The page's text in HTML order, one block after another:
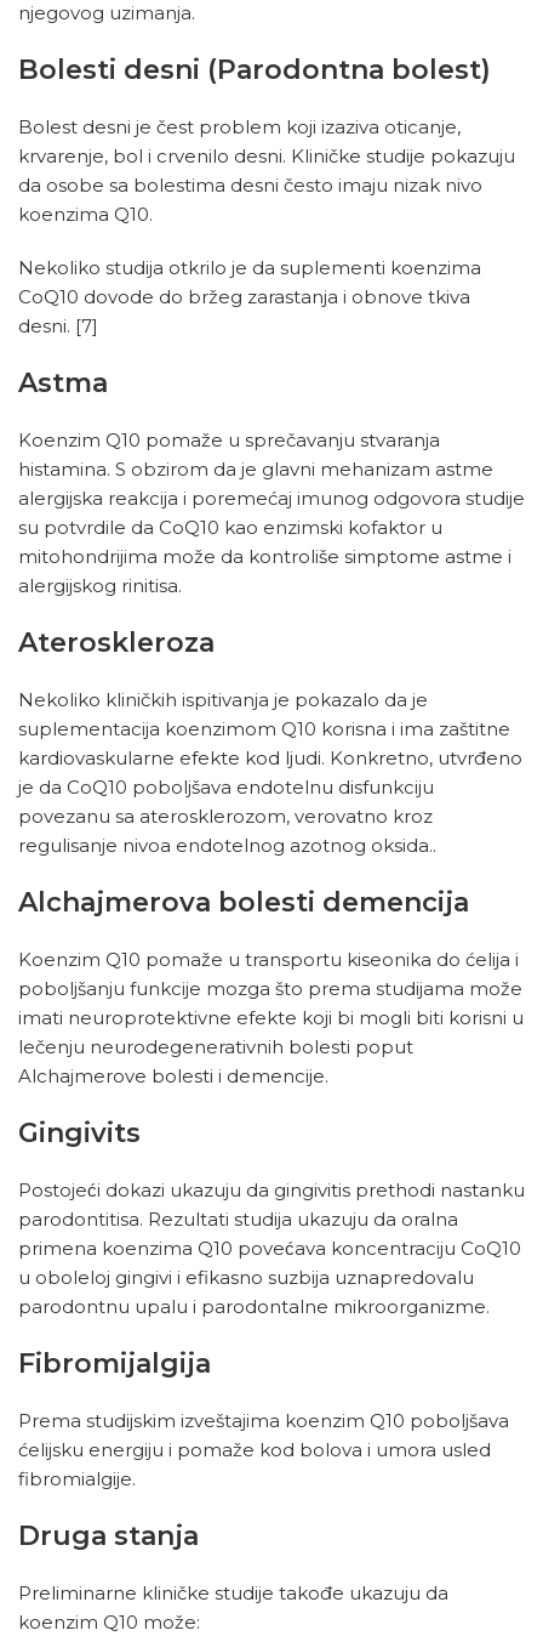
njegovog uzimanja.
Bolesti desni (Parodontna bolest)
Bolest desni je čest problem koji izaziva oticanje,
krvarenje, bol i crvenilo desni. Kliničke studije pokazuju
da osobe sa bolestima desni često imaju nizak nivo
koenzima Q10.
Nekoliko studija otkrilo je da suplementi koenzima
CoQ10 dovode do bržeg zarastanja i obnove tkiva
desni. [7]
Astma
Koenzim Q10 pomaže u sprečavanju stvaranja
histamina. S obzirom da je glavni mehanizam astme
alergijska reakcija i poremećaj imunog odgovora studije
su potvrdile da CoQ10 kao enzimski kofaktor u
mitohondrijima može da kontroliše simptome astme i
alergijskog rinitisa.
Ateroskleroza
Nekoliko kliničkih ispitivanja je pokazalo da je
suplementacija koenzimom Q10 korisna i ima zaštitne
kardiovaskularne efekte kod ljudi. Konkretno, utvrđeno
je da CoQ10 poboljšava endotelnu disfunkciju
povezanu sa aterosklerozom, verovatno kroz
regulisanje nivoa endotelnog azotnog oksida..
Alchajmerova bolesti demencija
Koenzim Q10 pomaže u transportu kiseonika do ćelija i
poboljšanju funkcije mozga što prema studijama može
imati neuroprotektivne efekte koji bi mogli biti korisni u
lečenju neurodegenerativnih bolesti poput
Alchajmerove bolesti i demencije.
Gingivits
Postojeći dokazi ukazuju da gingivitis prethodi nastanku
parodontitisa. Rezultati studija ukazuju da oralna
primena koenzima Q10 povećava koncentraciju CoQ10
u oboleloj gingivi i efikasno suzbija uznapredovalu
parodontnu upalu i parodontalne mikroorganizme.
Fibromijalgija
Prema studijskim izveštajima koenzim Q10 poboljšava
ćelijsku energiju i pomaže kod bolova i umora usled
fibromialgije.
Druga stanja
Preliminarne kliničke studije takođe ukazuju da
koenzim Q10 može: